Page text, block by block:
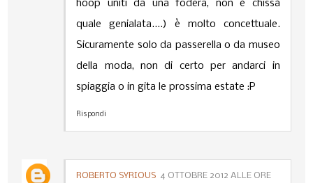
hoop uniti da una fodera, non è chissà
quale genialata....) è molto concettuale.
Sicuramente solo da passerella o da museo
della moda, non di certo per andarci in
spiaggia o in gita le prossima estate :P
Rispondi
ROBERTO SYRIOUS 4 OTTOBRE 2012 ALLE ORE